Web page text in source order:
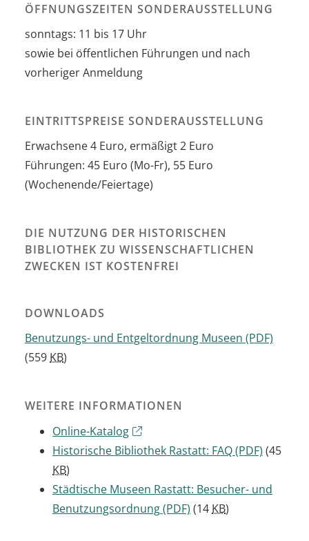
ÖFFNUNGSZEITEN SONDERAUSSTELLUNG
sonntags: 11 bis 17 Uhr
sowie bei öffentlichen Führungen und nach
vorheriger Anmeldung
EINTRITTSPREISE SONDERAUSSTELLUNG
Erwachsene 4 Euro, ermäßigt 2 Euro
Führungen: 45 Euro (Mo-Fr), 55 Euro
(Wochenende/Feiertage)
DIE NUTZUNG DER HISTORISCHEN
BIBLIOTHEK ZU WISSENSCHAFTLICHEN
ZWECKEN IST KOSTENFREI
DOWNLOADS
Benutzungs- und Entgeltordnung Museen (PDF)
(559 KB)
WEITERE INFORMATIONEN
Online-Katalog
Historische Bibliothek Rastatt: FAQ(PDF) (45
KB)
Städtische Museen Rastatt: Besucher- und
Benutzungsordnung(PDF) (14 KB)